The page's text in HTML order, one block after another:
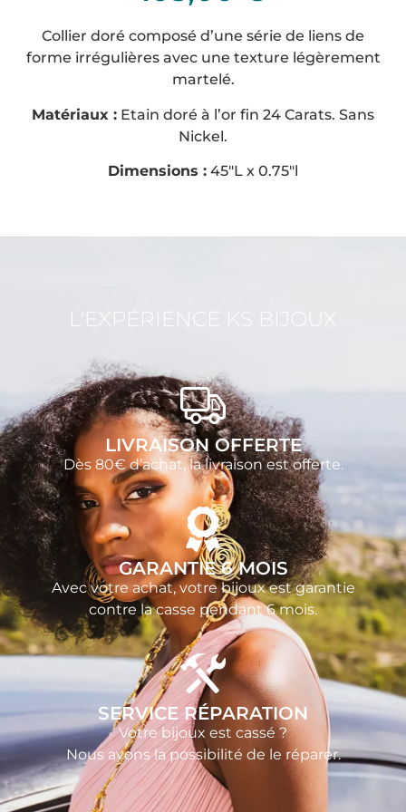
Collier doré composé d’une série de liens de
forme irrégulières avec une texture légèrement
martelé.
Matériaux : Etain doré à l’or fin 24 Carats. Sans
Nickel.
Dimensions : 45″L x 0.75″l
KS Bijoux
L'EXPÉRIENCE KS BIJOUX
LIVRAISON OFFERTE
Dès 80€ d’achat, la livraison est offerte.
GARANTIE 6 MOIS
Avec votre achat, votre bijoux est garantie
contre la casse pendant 6 mois.
SERVICE RÉPARATION
Votre bijoux est cassé ?
Nous avons la possibilité de le réparer.